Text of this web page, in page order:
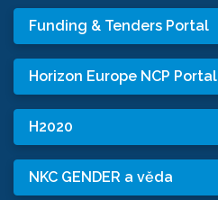
Funding & Tenders Portal
Horizon Europe NCP Portal
H2020
NKC GENDER a věda